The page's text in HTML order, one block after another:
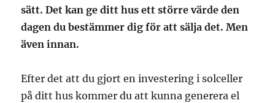
sätt. Det kan ge ditt hus ett större värde den
dagen du bestämmer dig för att sälja det. Men
även innan.
Efter det att du gjort en investering i solceller
på ditt hus kommer du att kunna generera el